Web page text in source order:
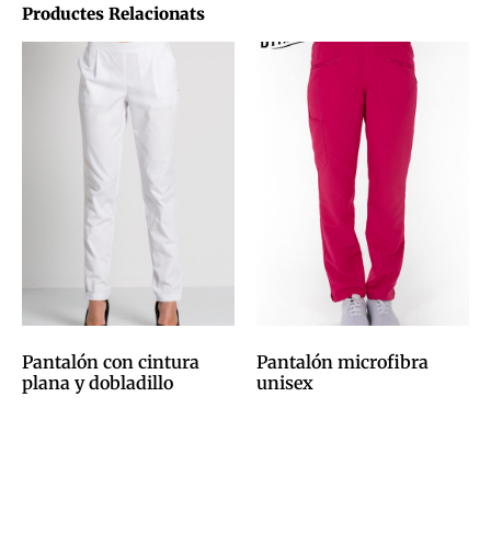
Productes Relacionats
Pantalón con cintura
plana y dobladillo
Pantalón microfibra
unisex